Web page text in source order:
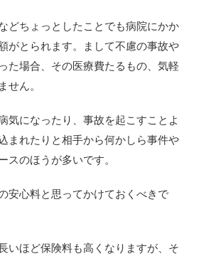
どちょっとしたことでも病院にかか
がとられます。まして不慮の事故や
た場合、その医療費たるもの、気軽
せん。
気になったり、事故を起こすことよ
まれたりと相手から何かしら事件や
スのほうが多いです。
安心料と思ってかけておくべきで
いほど保険料も高くなりますが、そ